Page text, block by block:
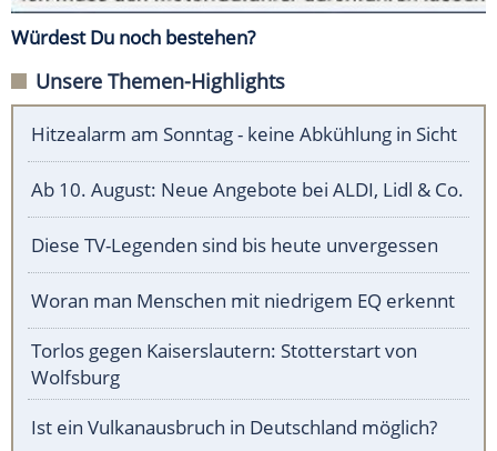
Würdest Du noch bestehen?
Unsere Themen-Highlights
Hitzealarm am Sonntag - keine Abkühlung in Sicht
Ab 10. August: Neue Angebote bei ALDI, Lidl & Co.
Diese TV-Legenden sind bis heute unvergessen
Woran man Menschen mit niedrigem EQ erkennt
Torlos gegen Kaiserslautern: Stotterstart von
Wolfsburg
Ist ein Vulkanausbruch in Deutschland möglich?